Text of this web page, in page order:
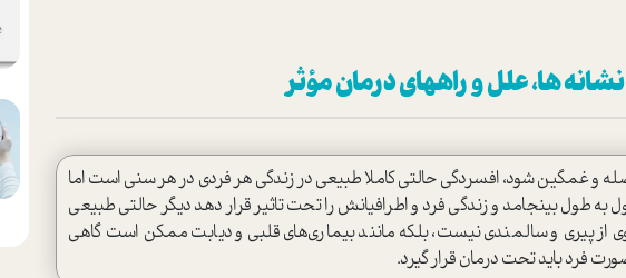
ها، علل و راههای درمان مؤثر
غمگین شود، افسردگی حالتی کاملا طبیعی در زندگی هر فردی در هر سنی است اما
به طول بینجامد و زندگی فرد و اطرافیانش را تحت تاثیر قرار دهد دیگر حالتی طبیعی
پیری و سالمندی نیست، بلکه مانند بیماری‌های قلبی و دیابت ممکن است گاهی
فرد باید تحت درمان قرار گیرد.